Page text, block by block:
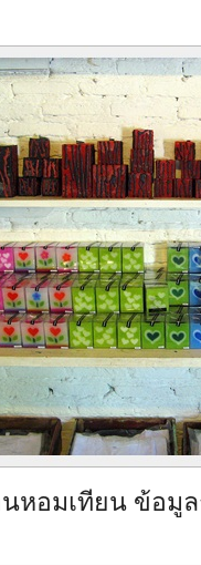
หอมเทียน ข้อมู